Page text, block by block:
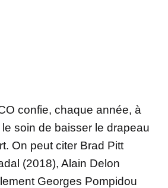
confie, chaque année, à
soin de baisser le drapeau
On peut citer Brad Pitt
(2018), Alain Delon
Georges Pompidou